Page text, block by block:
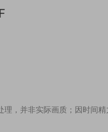
，并非实际画质；因时间